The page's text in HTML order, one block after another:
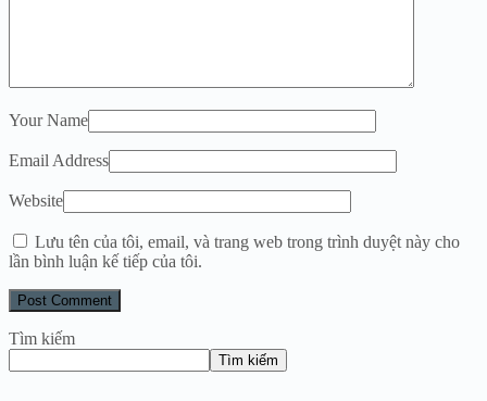
Your Name
Email Address
Website
Lưu tên của tôi, email, và trang web trong trình duyệt này cho
lần bình luận kế tiếp của tôi.
Tìm kiếm
Tìm kiếm